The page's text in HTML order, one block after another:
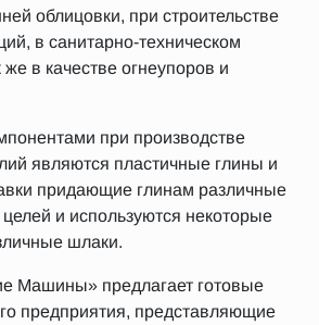
облицовки, при строительстве
в санитарно-техническом
в качестве огнеупоров и
при производстве
являются пластичные глины и
придающие глинам различные
и используются некоторые
шлаки.
Машины» предлагает готовые
предприятия, представляющие